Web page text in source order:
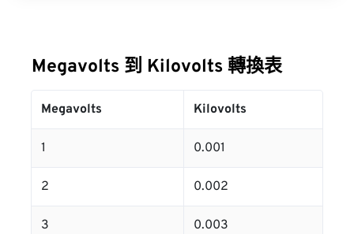
Megavolts 到 Kilovolts 轉換表
Megavolts Kilovolts
1 0.001
2 0.002
3 0.003